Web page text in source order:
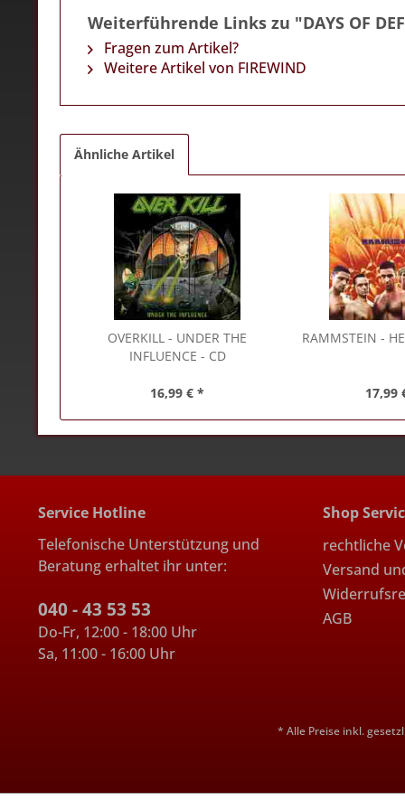
Weiterführende Links zu "DAYS OF
Fragen zum Artikel?
Weitere Artikel von FIREWIND
Ähnliche Artikel
OVERKILL - UNDER THE
INFLUENCE - CD
16,99 € *
RAMMSTEIN -
17,99
Service Hotline
Telefonische Unterstützung und
Beratung erhaltet ihr unter:
040 - 43 53 53
Do-Fr, 12:00 - 18:00 Uhr
Sa, 11:00 - 16:00 Uhr
Shop
rechtliche
Versand
AGB
* Alle Preise inkl.